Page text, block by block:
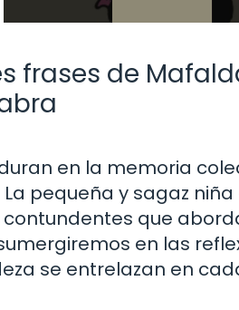
frases de
en la memoria
pequeña y sagaz
que
en las
se entrelazan en